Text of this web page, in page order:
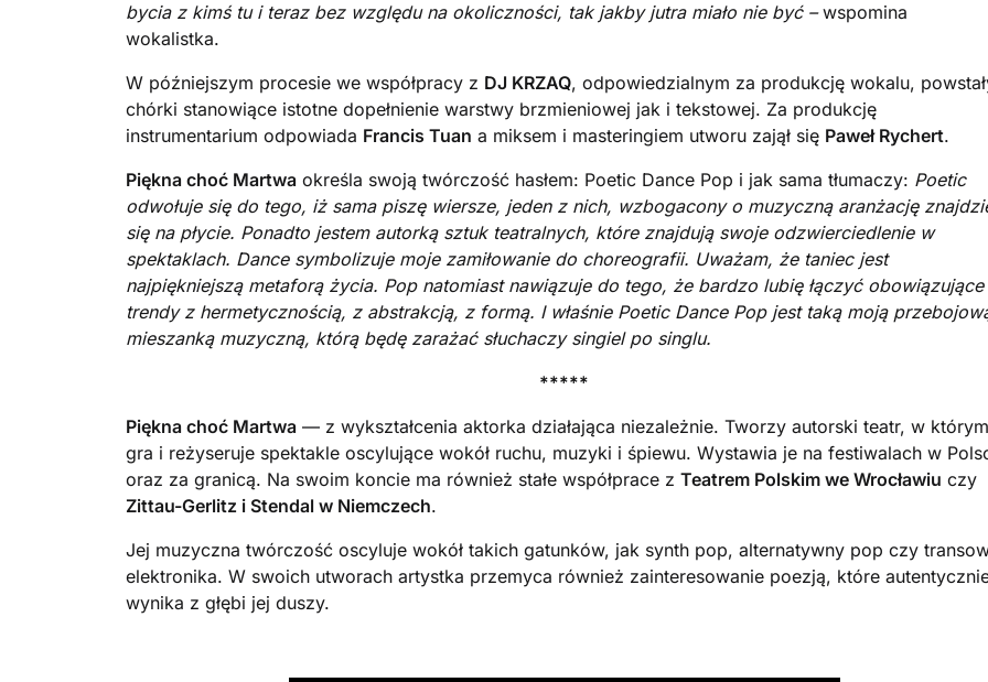
bycia z kimś tu i teraz bez względu na okoliczności, tak jakby jutra miało nie być –wspomina
wokalistka.
W późniejszym procesie we współpracy z DJ KRZAQ, odpowiedzialnym za produkcję wokalu,
chórki stanowiące istotne dopełnienie warstwy brzmieniowej jak i tekstowej. Za produkcję
instrumentarium odpowiada Francis Tuan a miksem i masteringiem utworu zajął się Paweł Rychert.
Piękna choć Martwa określa swoją twórczość hasłem: Poetic Dance Pop i jak sama tłumaczy: Poetic
odwołuje się do tego, iż sama piszę wiersze, jeden z nich, wzbogacony o muzyczną aranżację
się na płycie. Ponadto jestem autorką sztuk teatralnych, które znajdują swoje odzwierciedlenie w
spektaklach. Dance symbolizuje moje zamiłowanie do choreografii. Uważam, że taniec jest
najpiękniejszą metaforą życia. Pop natomiast nawiązuje do tego, że bardzo lubię łączyć obowiązujące
trendy z hermetycznością, z abstrakcją, z formą. I właśnie Poetic Dance Pop jest taką moją
mieszanką muzyczną, którą będę zarażać słuchaczy singiel po singlu.
*****
Piękna choć Martwa — z wykształcenia aktorka działająca niezależnie. Tworzy autorski teatr, w którym
gra i reżyseruje spektakle oscylujące wokół ruchu, muzyki i śpiewu. Wystawia je na festiwalach w
oraz za granicą. Na swoim koncie ma również stałe współprace z Teatrem Polskim we Wrocławiu czy
Zittau-Gerlitz i Stendal w Niemczech.
Jej muzyczna twórczość oscyluje wokół takich gatunków, jak synth pop, alternatywny pop czy
elektronika. W swoich utworach artystka przemyca również zainteresowanie poezją, które
wynika z głębi jej duszy.